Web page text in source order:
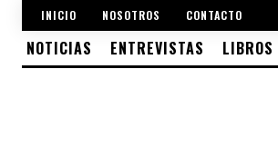
INICIO NOSOTROS CONTACTO
NOTICIAS ENTREVISTAS LIBROS